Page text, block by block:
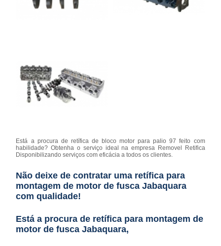
Está a procura de retífica de bloco motor para palio 97 feito com
habilidade? Obtenha o serviço ideal na empresa Removel Retifica
Disponibilizando serviços com eficácia a todos os clientes.
Não deixe de contratar uma retífica para
montagem de motor de fusca Jabaquara
com qualidade!
Está a procura de retífica para montagem de
motor de fusca Jabaquara,